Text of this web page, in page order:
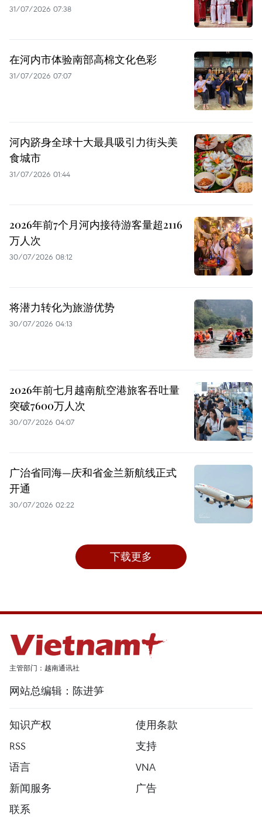
31/07/2026 07:38
在河内市体验南部高棉文化色彩
31/07/2026 07:07
河内跻身全球十大最具吸引力街头美
食城市
31/07/2026 01:44
2026年前7个月河内接待游客量超2116
万人次
30/07/2026 08:12
将潜力转化为旅游优势
30/07/2026 04:13
2026年前七月越南航空港旅客吞吐量
突破7600万人次
30/07/2026 04:07
广治省同海—庆和省金兰新航线正式
开通
30/07/2026 02:22
下载更多
主管部门：越南通讯社
网站总编辑：陈进笋
知识产权
使用条款
RSS
支持
语言
VNA
新闻服务
广告
联系